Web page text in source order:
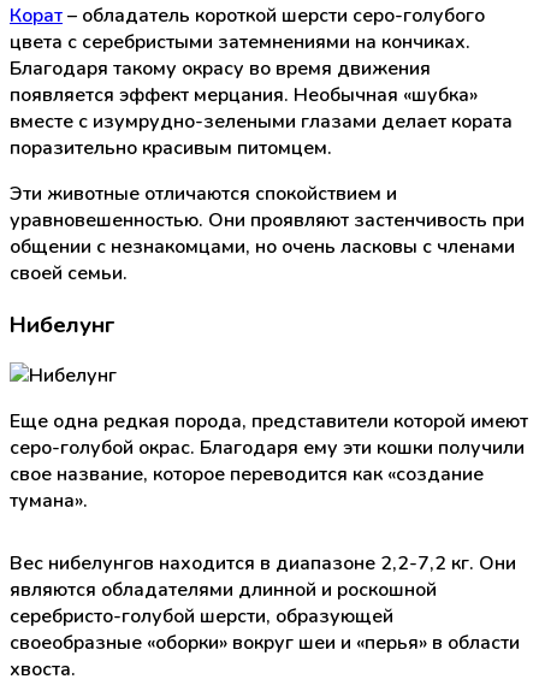
Корат– обладатель короткой шерсти серо-голубого
цвета с серебристыми затемнениями на кончиках.
Благодаря такому окрасу во время движения
появляется эффект мерцания. Необычная «шубка»
вместе с изумрудно-зелеными глазами делает кората
поразительно красивым питомцем.
Эти животные отличаются спокойствием и
уравновешенностью. Они проявляют застенчивость при
общении с незнакомцами, но очень ласковы с членами
своей семьи.
Нибелунг
Еще одна редкая порода, представители которой имеют
серо-голубой окрас. Благодаря ему эти кошки получили
свое название, которое переводится как «создание
тумана».
Вес нибелунгов находится в диапазоне 2,2-7,2 кг. Они
являются обладателями длинной и роскошной
серебристо-голубой шерсти, образующей
своеобразные «оборки» вокруг шеи и «перья» в области
хвоста.